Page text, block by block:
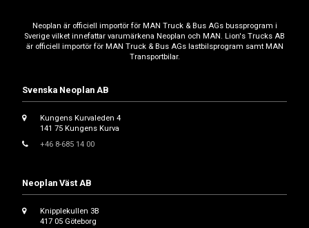
Neoplan är officiell importör för MAN Truck & Bus AGs bussprogram i
Sverige vilket innefattar varumärkena Neoplan och MAN. Lion's Trucks AB
är officiell importör för MAN Truck & Bus AGs lastbilsprogram samt MAN
Transportbilar.
Svenska Neoplan AB
Kungens Kurvaleden 4
141 75 Kungens Kurva
+46 8-685 14 00
Neoplan Väst AB
Knipplekullen 3B
417 05 Göteborg